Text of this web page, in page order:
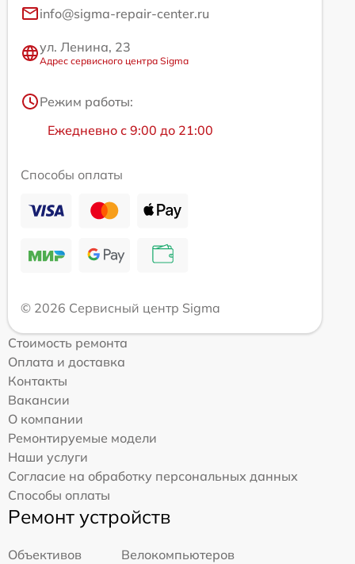
info@sigma-repair-center.ru
ул. Ленина, 23
Адрес сервисного центра Sigma
Режим работы:
Ежедневно с 9:00 до 21:00
Способы оплаты
© 2026 Сервисный центр Sigma
Стоимость ремонта
Оплата и доставка
Контакты
Вакансии
О компании
Ремонтируемые модели
Наши услуги
Согласие на обработку персональных данных
Способы оплаты
Ремонт устройств
Объективов
Велокомпьютеров